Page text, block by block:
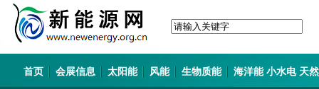
首页 会展信息 太阳能 风能 生物质能 海洋能 小水电 天